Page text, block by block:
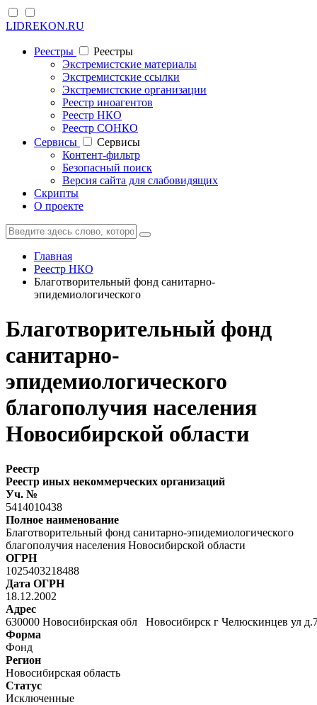
LIDREKON.RU
Реестры
Реестры
Экстремистские материалы
Экстремистские ссылки
Экстремистские организации
Реестр иноагентов
Реестр НКО
Реестр СОНКО
Cервисы
Cервисы
Контент-фильтр
Безопасный поиск
Версия сайта для слабовидящих
Скрипты
О проекте
Главная
Реестр НКО
Благотворительный фонд санитарно-
эпидемиологического
Благотворительный фонд
санитарно-
эпидемиологического
благополучия населения
Новосибирской области
Реестр
Реестр иных некоммерческих организаций
Уч. №
5414010438
Полное наименование
Благотворительный фонд санитарно-эпидемиологического
благополучия населения Новосибирской области
ОГРН
1025403218488
Дата ОГРН
18.12.2002
Адрес
630000 Новосибирская обл Новосибирск г Челюскинцев ул
Форма
Фонд
Регион
Новосибирская область
Статус
Исключенные